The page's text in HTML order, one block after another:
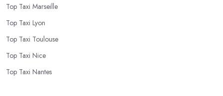
Top Taxi Marseille
Top Taxi Lyon
Top Taxi Toulouse
Top Taxi Nice
Top Taxi Nantes